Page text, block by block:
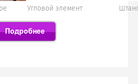
Угловой элемент